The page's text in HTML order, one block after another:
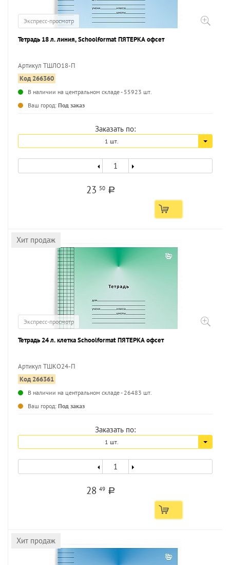
Экспресс-просмотр
Тетрадь 18 л. линия, Schoolformat ПЯТЕРКА офсет
Артикул ТШЛО18-П
Код 266360
В наличии на центральном складе - 55923 шт.
Ваш город: Под заказ
Заказать по:
1 шт.
23 50 a
Хит продаж
Экспресс-просмотр
Тетрадь 24 л. клетка Schoolformat ПЯТЕРКА офсет
Артикул ТШКО24-П
Код 266361
В наличии на центральном складе - 26483 шт.
Ваш город: Под заказ
Заказать по:
1 шт.
2849 a
Хит продаж